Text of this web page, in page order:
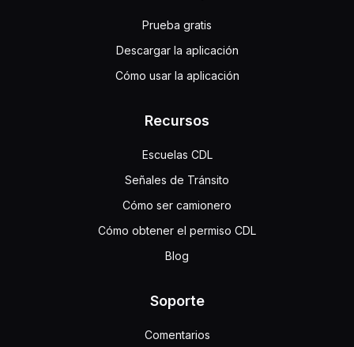
Prueba gratis
Descargar la aplicación
Cómo usar la aplicación
Recursos
Escuelas CDL
Señales de Tránsito
Cómo ser camionero
Cómo obtener el permiso CDL
Blog
Soporte
Comentarios